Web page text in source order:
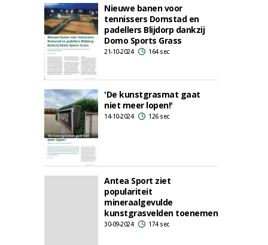
Nieuwe banen voor
tennissers Domstad en
padellers Blijdorp dankzij
Domo Sports Grass
21-10-2024 164 sec
'De kunstgrasmat gaat
niet meer lopen!'
14-10-2024 126 sec
Antea Sport ziet
populariteit
mineraalgevulde
kunstgrasvelden toenemen
30-09-2024 174 sec